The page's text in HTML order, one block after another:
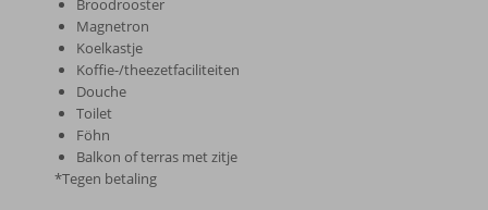
Broodrooster
Magnetron
Koelkastje
Koffie-/theezetfaciliteiten
Douche
Toilet
Föhn
Balkon of terras met zitje
*Tegen betaling